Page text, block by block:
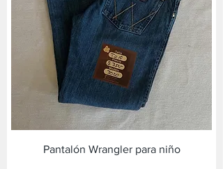
Pantalón Wrangler para niño